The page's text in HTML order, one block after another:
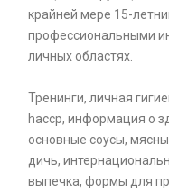
крайней мере 15-
профессиональными
личных областях.
Тренинги, личная
haccp, информация о
основные соусы,
дичь,
выпечка, формы для